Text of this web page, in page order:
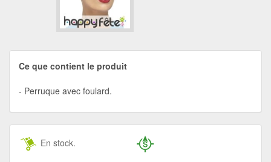
Ce que contient le produit
Perruque avec foulard.
En stock.